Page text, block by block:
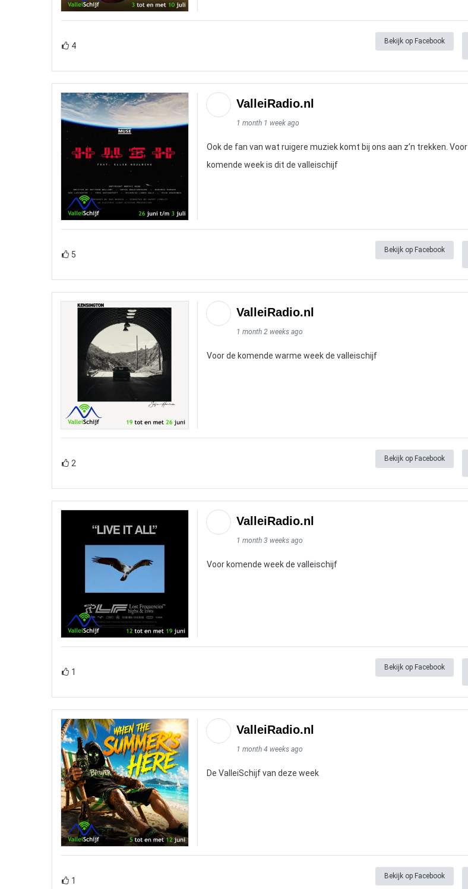
4 Bekijk op Facebook
ValleiRadio.nl
1 month 1 week ago
Ook de fan van wat ruigere muziek komt bij ons aan z’n trekken. Voor
komende week is dit de valleischijf
5 Bekijk op Facebook
ValleiRadio.nl
1 month 2 weeks ago
Voor de komende warme week de valleischijf
2 Bekijk op Facebook
ValleiRadio.nl
1 month 3 weeks ago
Voor komende week de valleischijf
1 Bekijk op Facebook
ValleiRadio.nl
1 month 4 weeks ago
De ValleiSchijf van deze week
1 Bekijk op Facebook